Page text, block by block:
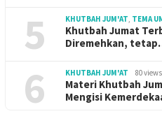
5 KHUTBAH JUM'AT, TEMA
Khutbah Jumat
Diremehkan,
6 KHUTBAH JUM'AT 80 views
Materi Khutbah
Mengisi